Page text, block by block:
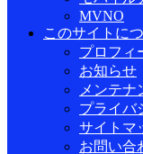
MVNO
このサイトに
プロフィ
お知らせ
メンテナ
プライバ
サイトマ
お問い合